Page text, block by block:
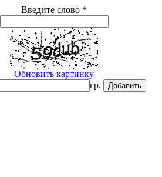
Введите слово *
Обновить картинку
гр.